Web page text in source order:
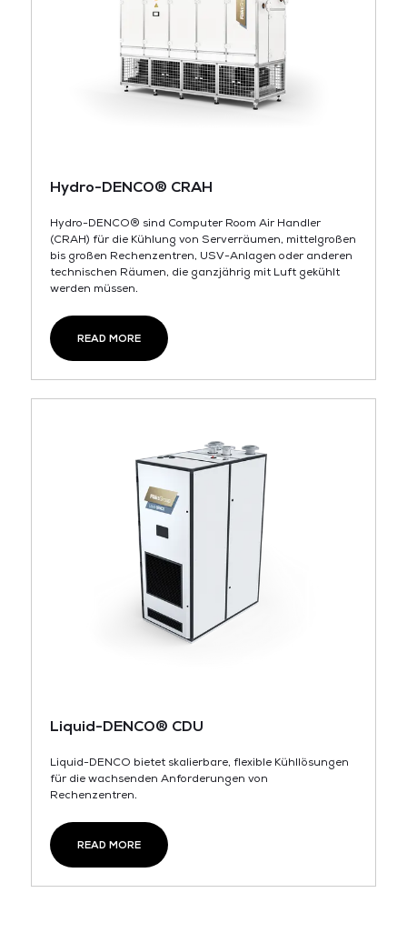
Hydro-DENCO® CRAH
Hydro-DENCO® sind Computer Room Air Handler
(CRAH) für die Kühlung von Serverräumen, mittelgroßen
bis großen Rechenzentren, USV-Anlagen oder anderen
technischen Räumen, die ganzjährig mit Luft gekühlt
werden müssen.
READ MORE
Liquid-DENCO® CDU
Liquid-DENCO bietet skalierbare, flexible Kühllösungen
für die wachsenden Anforderungen von
Rechenzentren.
READ MORE